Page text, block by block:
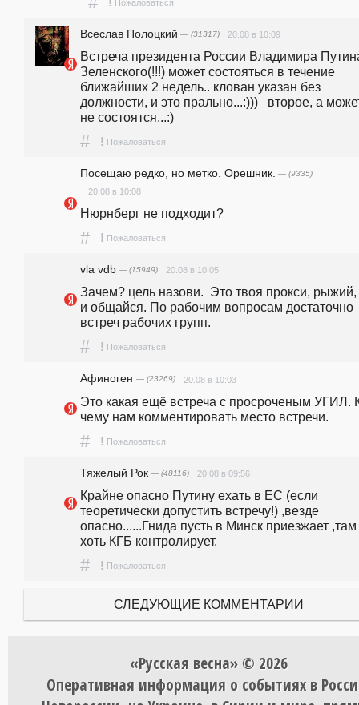
Пожаловаться
Всеслав Полоцкий — (31317) 20.08 в 10:09
Встреча президента России Владимира
Зеленского(!!!) может состояться в течение
ближайших 2 недель.. клован указан без
должности, и это прально...:)))   второе, а
не состоятся...:)
# ! Пожаловаться
Посещаю редко, но метко. Орешник. — (9335)
20.08 в 10:08
Нюрнберг не подходит?
# ! Пожаловаться
vla vdb — (15949) 20.08 в 10:05
Зачем? цель назови.  Это твоя прокси,
и общайся. По рабочим вопросам достаточно
встреч рабочих групп.
# ! Пожаловаться
Афиноген — (23269) 20.08 в 10:03
Это какая ещё встреча с просроченым УГИЛ.
чему нам комментировать место встречи.
# ! Пожаловаться
Тяжелый Рок — (48116) 20.08 в 09:56
Крайне опасно Путину ехать в ЕС (если
теоретически допустить встречу!) ,везде
опасно......Гнида пусть в Минск приезжает ,там
хоть КГБ контролирует.
# ! Пожаловаться
СЛЕДУЮЩИЕ КОММЕНТАРИИ
«Русская весна» © 2026
Оперативная информация о событиях в